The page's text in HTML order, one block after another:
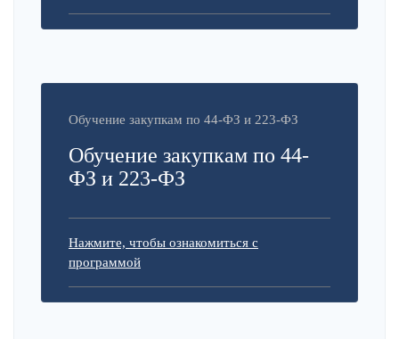
Обучение закупкам по 44-ФЗ и 223-ФЗ
Обучение закупкам по 44-
ФЗ и 223-ФЗ
Нажмите, чтобы ознакомиться с
программой